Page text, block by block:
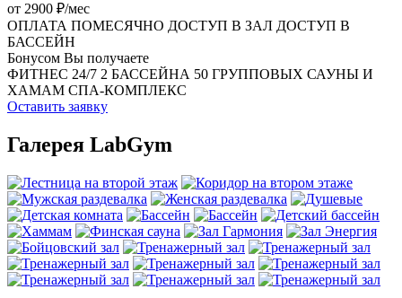
от 2900 ₽/мес
ОПЛАТА ПОМЕСЯЧНО ДОСТУП В ЗАЛ ДОСТУП В
БАССЕЙН
Бонусом Вы получаете
ФИТНЕС 24/7 2 БАССЕЙНА 50 ГРУППОВЫХ САУНЫ И
ХАМАМ СПА-КОМПЛЕКС
Оставить заявку
Галерея LabGym